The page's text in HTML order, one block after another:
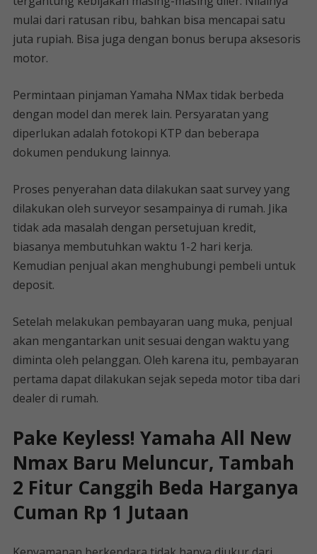
mulai dari ratusan ribu, bahkan bisa mencapai satu
juta rupiah. Bisa juga dengan bonus berupa aksesoris
motor.
Permintaan pinjaman Yamaha NMax tidak berbeda
dengan model dan merek lain. Persyaratan yang
diperlukan adalah fotokopi KTP dan beberapa
dokumen pendukung lainnya.
Proses penyerahan data dilakukan saat survey yang
dilakukan oleh surveyor sesampainya di rumah. Jika
tidak ada masalah dengan persetujuan kredit,
biasanya membutuhkan waktu 1-2 hari kerja.
Kemudian penjual akan menghubungi pembeli untuk
deposit.
Setelah melakukan pembayaran uang muka, penjual
akan mengantarkan unit sesuai dengan waktu yang
diminta oleh pelanggan. Oleh karena itu, pembayaran
pertama dapat dilakukan sejak sepeda motor tiba dari
dealer di rumah.
Pake Keyless! Yamaha All New
Nmax Baru Meluncur, Tambah
2 Fitur Canggih Beda Harganya
Cuman Rp 1 Jutaan